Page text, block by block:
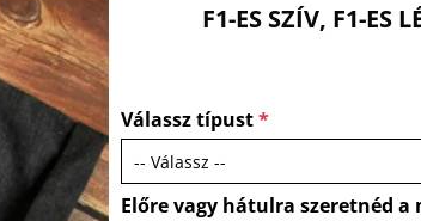
F1-ES SZÍV, F1-ES
Válassz típust*
Előre vagy hátulra szeretnéd a